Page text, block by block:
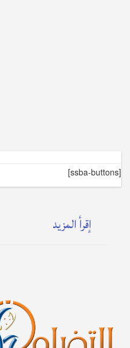
[ssba-buttons]
إقرأ المزيد